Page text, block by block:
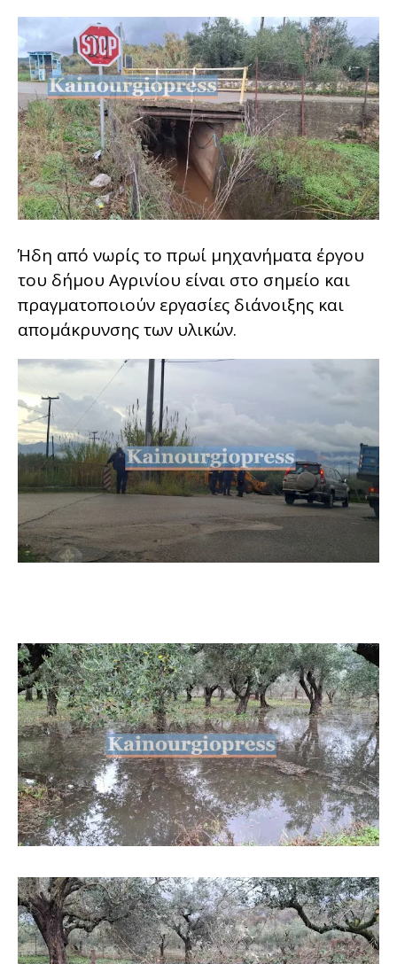
Ήδη από νωρίς το πρωί μηχανήματα έργου
του δήμου Αγρινίου είναι στο σημείο και
πραγματοποιούν εργασίες διάνοιξης και
απομάκρυνσης των υλικών.